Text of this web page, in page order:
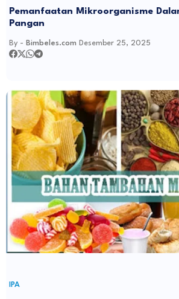
Pemanfaatan Mikroorganisme
Pangan
By - Bimbeles.com Desember 25, 2025
IPA